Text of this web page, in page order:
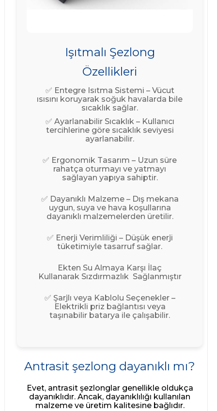
Işıtmalı Şezlong
Özellikleri
✅ Entegre Isıtma Sistemi – Vücut
ısısını koruyarak soğuk havalarda bile
sıcaklık sağlar.
✅ Ayarlanabilir Sıcaklık – Kullanıcı
tercihlerine göre sıcaklık seviyesi
ayarlanabilir.
✅ Ergonomik Tasarım – Uzun süre
rahatça oturmayı ve yatmayı
sağlayan yapıya sahiptir.
✅ Dayanıklı Malzeme – Dış mekana
uygun, suya ve hava koşullarına
dayanıklı malzemelerden üretilir.
✅ Enerji Verimliliği – Düşük enerji
tüketimiyle tasarruf sağlar.
Ekten Su Almaya Karşı İlaç
Kullanarak Sızdırmazlık Sağlanmıştır
✅ Şarjlı veya Kablolu Seçenekler –
Elektrikli priz bağlantısı veya
taşınabilir batarya ile çalışabilir.
Antrasit şezlong dayanıklı mı?
Evet, antrasit şezlonglar genellikle oldukça
dayanıklıdır. Ancak, dayanıklılığı kullanılan
malzeme ve üretim kalitesine bağlıdır.